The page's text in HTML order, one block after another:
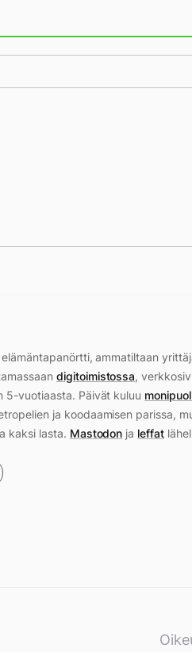
ammatiltaan
digitoimistossa,
5-vuotiaasta. Päivät kuluu
ja koodaamisen parissa,
kaksi lasta. Mastodon ja leffat